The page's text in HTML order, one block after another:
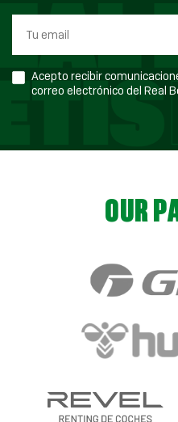
Acepto recibir
correo
OUR